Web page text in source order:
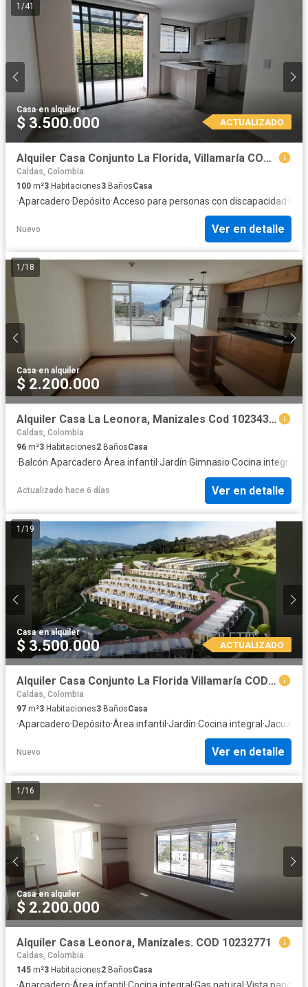
1 /41
Casa·en alquiler
$ 3.500.000 ACTUALIZADO
Alquiler Casa Conjunto La Florida, Villamaría COD.10235599
Caldas, Colombia
100 m²3 Habitaciones3 BañosCasa
·Aparcadero·Depósito·Acceso para personas con discapacidad·
Nuevo Ver en detalle
1 /18
Casa·en alquiler
$ 2.200.000
Alquiler Casa La Leonora, Manizales Cod 10234338
Caldas, Colombia
96 m²3 Habitaciones2 BañosCasa
·Balcón·Aparcadero·Área infantil ·Jardín·Gimnasio·Cocina integral
Actualizado hace 6 días Ver en detalle
1 /19
Casa·en alquiler
$ 3.500.000 ACTUALIZADO
Alquiler Casa Conjunto La Florida Villamaría COD 10235681
Caldas, Colombia
97 m²3 Habitaciones3 BañosCasa
·Aparcadero·Depósito·Área infantil ·Jardín·Cocina integral ·Jacuzzi
Nuevo Ver en detalle
1 /16
Casa·en alquiler
$ 2.200.000
Alquiler Casa Leonora, Manizales. COD 10232771
Caldas, Colombia
145 m²3 Habitaciones2 BañosCasa